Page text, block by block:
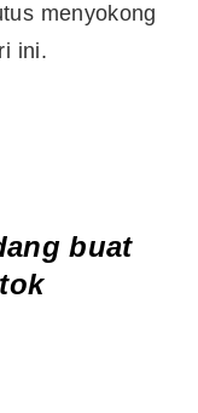
menyokong
ini.
buat